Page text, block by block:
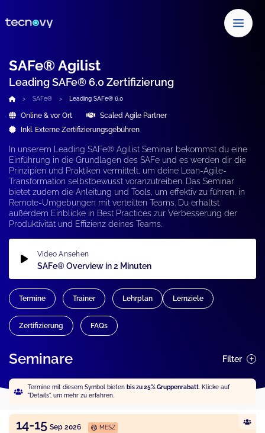
SAFe® Agilist
Leading SAFe® 6.0 Zertifizierung
SAFe® Leading SAFe® 6.0
Online & vor Ort
Scaled Agile Partner
Inkl. Externe Zertifizierungsgebühren
In unserem Leading SAFe® Agilist Seminar bekommst du eine
Einführung in die Grundlagen des SAFe und es werden dir die
Prinzipien und Praktiken vermittelt, um deine Lean-Agile-
Transformation selbstbewusst voranzutreiben. Das Seminar
bietet zudem die Anleitung und Tools, um effektiv zu führen, in
Remote-Umgebungen mit verteilten Teams. Du erhältst
außerdem Einblicke in Best Practices zur Verbesserung der
Produktivität und Effizienz deines Teams.
Video Ansehen
SAFe® Overview in 2 Minuten
Termine Trainer Lehrplan Lernziele
Zertifizierung FAQs
Seminare Filter
Termine mit diesem Symbol bieten bis zu 25% Gruppenrabatt . Klicke auf
"Details", um mehr zu erfahren.
14-15 Sep 2026
MESZ